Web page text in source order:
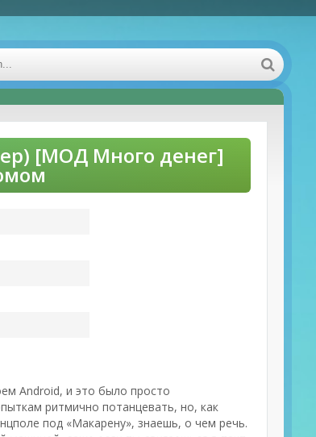
[МОД Много денег]
Android, и это было просто
ритмично потанцевать, но, как
под «Макарену», знаешь, о чем речь.